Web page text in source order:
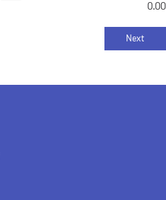
0.00